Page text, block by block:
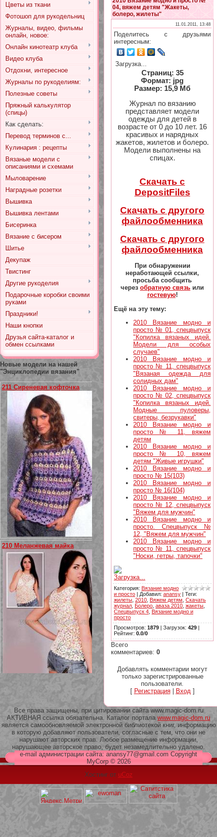
Цветы из ткани
Фотошоп для рукодельниц
Журналы, видео, фильмы
онлайн, новое:
Онлайн кинотеатр клуба
Видео клуба
Отдохни, интересное
Журналы по рукоделиям:
Полезные советы
Пряжный калькулятор
(спицы)
Как сделать:
Перевод терминов с...
Кулинария : рецепты
Вязаные модели с
описаниями и схемами
Мыловарение
Наградные розетки
Вышивка
Вышивка лентами
Бисеринка
Вязание с бисером
Шитье
Декупаж
Твистинг
Другие рукоделия
Подарочные коробки своими
руками
Праздники!
Наши кнопки
Друзья сайта-каталог и
обмен ссылками
Новые модели на нашей
"Энциклопедии вязания"
211 Сиреневая кофточка
210 Меланжевая майка
209 Белая кофта из ленточного
кружева
04, вяжем детям "Жакеты,
болеро, жилеты"
11.01.2011, 13:48
Поделитесь с друзьями
интересным:
Загрузка...
Страниц: 35
Формат: jpg
Размер: 15,9 Мб
Журнал по вязанию
представляет модели
одежды для детей в
возрасте от 0 до 10 лет. 16
красивых и нарядных
жакетов, жилетов и болеро.
Модели выполнены на
спицах.
Скачать с
DepositFiles
Скачать с другого
файлообменника
Скачать с другого
файлообменника
При обнаружении
неработающей ссылки,
просьба сообщить
через обратную связь или
гостевую!
Ещё на эту тему:
2010 Вязание модно и
просто № 01, спецвыпуск
"Копилка вязаных идей.
Модели для особых
случаев"
2010 Вязание модно и
просто № 11, спецвыпуск
"Вязаная одежда для
солидных дам"
2010 Вязание модно и
просто № 02, спецвыпуск
"Копилка вязаных идей.
Модные пуловеры,
свитеры, безрукавки"
2010 Вязание модно и
просто № 11, вяжем
детям
2010 Вязание модно и
просто № 10, вяжем
детям "Живые игрушки"
2010 Вязание модно и
просто № 15(103)
2010 Вязание модно и
просто № 16(104)
2010 Вязание модно и
просто № 12, спецвыпуск
"Вяжем для мужчин"
2010 Вязание модно и
просто. Спецвыпуск №
12, "Вяжем для мужчин"
2010 Вязание модно и
просто № 11, спецвыпуск
"Носки, гетры, тапочки"
Загрузка...
Категория: Вязание модно
и просто | Добавил: anansy | Теги:
жилеты 2010 Вяжем детям Скачать
журнал Болеро аваза 2010 жакеты
Спецвыпуск 4 Вязание модно и
просто
Просмотров: 1879 | Загрузок: 429 |
Рейтинг: 0.0/0
Всего
комментариев: 0
Добавлять комментарии могут
только зарегистрированные
пользователи.
[ Регистрация| Вход]
Все права защищены, при цитировании сайта www.magic-dom.ru
АКТИВНАЯ ссылка обязательна. Каталог портала www.magic-dom.ru
является самообновляемой электронной библиотекой книг, информацию
в которую добавляют пользователи, согласные с тем, что они не
нарушают авторских прав. Любое размещение информации,
нарушающее авторское право, будет незамедлительно удалено.
e-mail администрации сайта: anansy77@gmail.com Copyright
MyCorp © 2026
Хостинг от uCoz